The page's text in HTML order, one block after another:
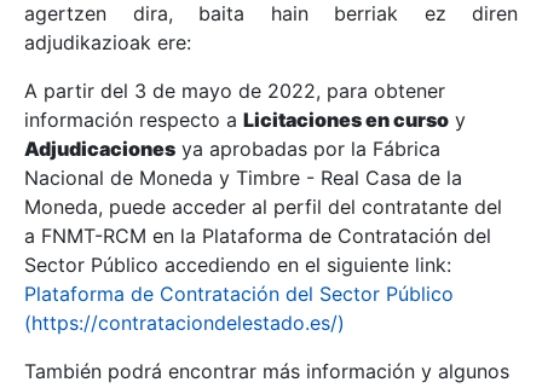
Erakutsi/Ezkutatu
Erakutsi/Ezkutatu
Erakutsi/Ezkutatu
agertzen dira, baita hain berriak ez diren
adjudikazioak ere:
A partir del 3 de mayo de 2022, para obtener
información respecto a Licitaciones en curso y
Adjudicaciones ya aprobadas por la Fábrica
Nacional de Moneda y Timbre - Real Casa de la
Moneda, puede acceder al perfil del contratante del
a FNMT-RCM en la Plataforma de Contratación del
Sector Público accediendo en el siguiente link:
Plataforma de Contratación del Sector Público
(https://contrataciondelestado.es/)
También podrá encontrar más información y algunos